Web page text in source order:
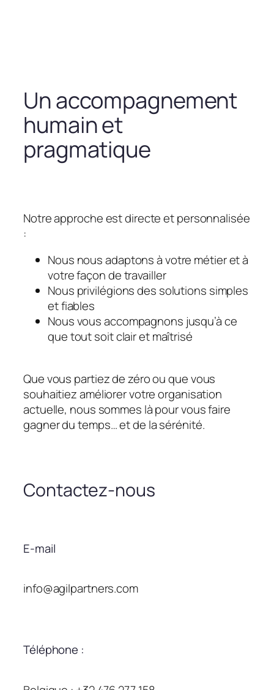
Un accompagnement
humain et
pragmatique
Notre approche est directe et personnalisée
:
Nous nous adaptons à votre métier et à
votre façon de travailler
Nous privilégions des solutions simples
et fiables
Nous vous accompagnons jusqu’à ce
que tout soit clair et maîtrisé
Que vous partiez de zéro ou que vous
souhaitiez améliorer votre organisation
actuelle, nous sommes là pour vous faire
gagner du temps… et de la sérénité.
Contactez-nous
E-mail
info@agilpartners.com
Téléphone :